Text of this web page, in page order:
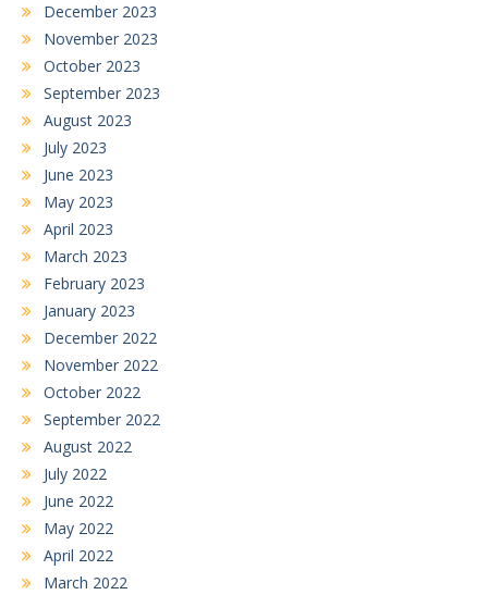
December 2023
November 2023
October 2023
September 2023
August 2023
July 2023
June 2023
May 2023
April 2023
March 2023
February 2023
January 2023
December 2022
November 2022
October 2022
September 2022
August 2022
July 2022
June 2022
May 2022
April 2022
March 2022